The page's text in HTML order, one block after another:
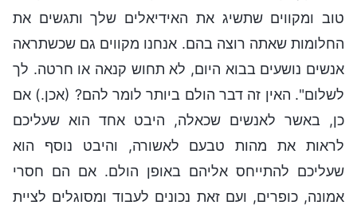
טוב ומקווים שתשיג את האידיאלים שלך ותגשים את
החלומות שאתה רוצה בהם. אנחנו מקווים גם שכשתראה
אנשים נושעים בבוא היום, לא תחוש קנאה או חרטה. לך
לשלום". האין זה דבר הולם ביותר לומר להם? (אכן.) אם
כן, באשר לאנשים שכאלה, היבט אחד הוא שעליכם
לראות את מהות טבעם לאשורה, והיבט נוסף הוא
שעליכם להתייחס אליהם באופן הולם. אם הם חסרי
אמונה, כופרים, ועם זאת נכונים לעבוד ומסוגלים לציית